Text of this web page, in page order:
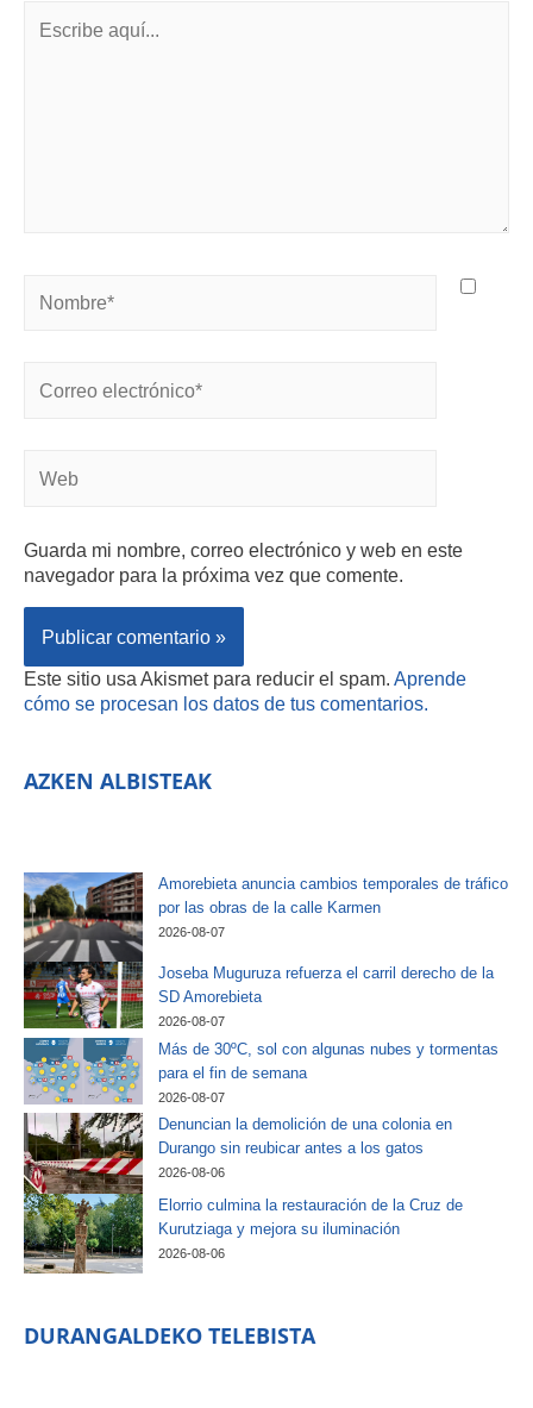
Guarda mi nombre, correo electrónico y web en este
navegador para la próxima vez que comente.
Este sitio usa Akismet para reducir el spam. Aprende
cómo se procesan los datos de tus comentarios.
AZKEN ALBISTEAK
Amorebieta anuncia cambios temporales de tráfico
por las obras de la calle Karmen
2026-08-07
Joseba Muguruza refuerza el carril derecho de la
SD Amorebieta
2026-08-07
Más de 30ºC, sol con algunas nubes y tormentas
para el fin de semana
2026-08-07
Denuncian la demolición de una colonia en
Durango sin reubicar antes a los gatos
2026-08-06
Elorrio culmina la restauración de la Cruz de
Kurutziaga y mejora su iluminación
2026-08-06
DURANGALDEKO TELEBISTA